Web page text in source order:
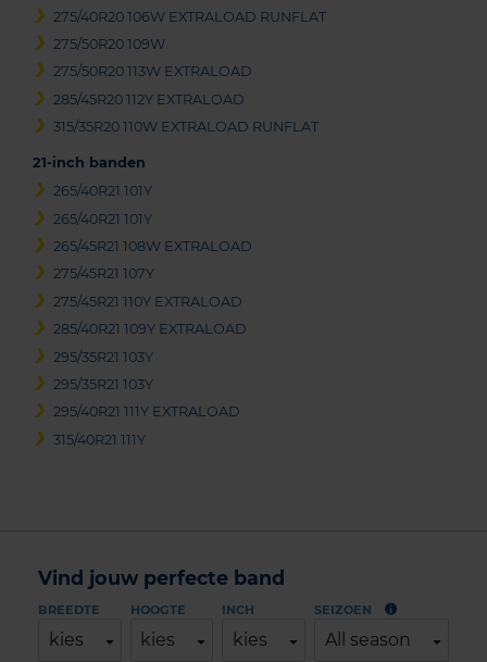
275/40R20 106W EXTRALOAD RUNFLAT
275/50R20 109W
275/50R20 113W EXTRALOAD
285/45R20 112Y EXTRALOAD
315/35R20 110W EXTRALOAD RUNFLAT
21-inch banden
265/40R21 101Y
265/40R21 101Y
265/45R21 108W EXTRALOAD
275/45R21 107Y
275/45R21 110Y EXTRALOAD
285/40R21 109Y EXTRALOAD
295/35R21 103Y
295/35R21 103Y
295/40R21 111Y EXTRALOAD
315/40R21 111Y
Vind jouw perfecte band
BREEDTE
kies
HOOGTE
kies
INCH
kies
SEIZOEN
All season